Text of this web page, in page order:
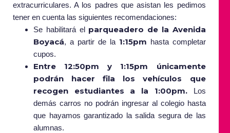
extracurriculares. A los padres que asistan les pedimos
tener en cuenta las siguientes recomendaciones:
Se habilitará el parqueadero de la Avenida
Boyacá, a partir de la 1:15pm hasta completar
cupos.
Entre 12:50pm y 1:15pm únicamente
podrán hacer fila los vehículos que
recogen estudiantes a la 1:00pm.Los
demás carros no podrán ingresar al colegio hasta
que hayamos garantizado la salida segura de las
alumnas.